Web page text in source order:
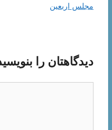
مجلس اربعین
دیدگاهتان را بنویسید